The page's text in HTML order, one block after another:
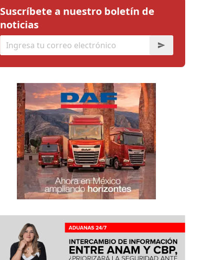
Suscríbete a nuestro boletín de
noticias